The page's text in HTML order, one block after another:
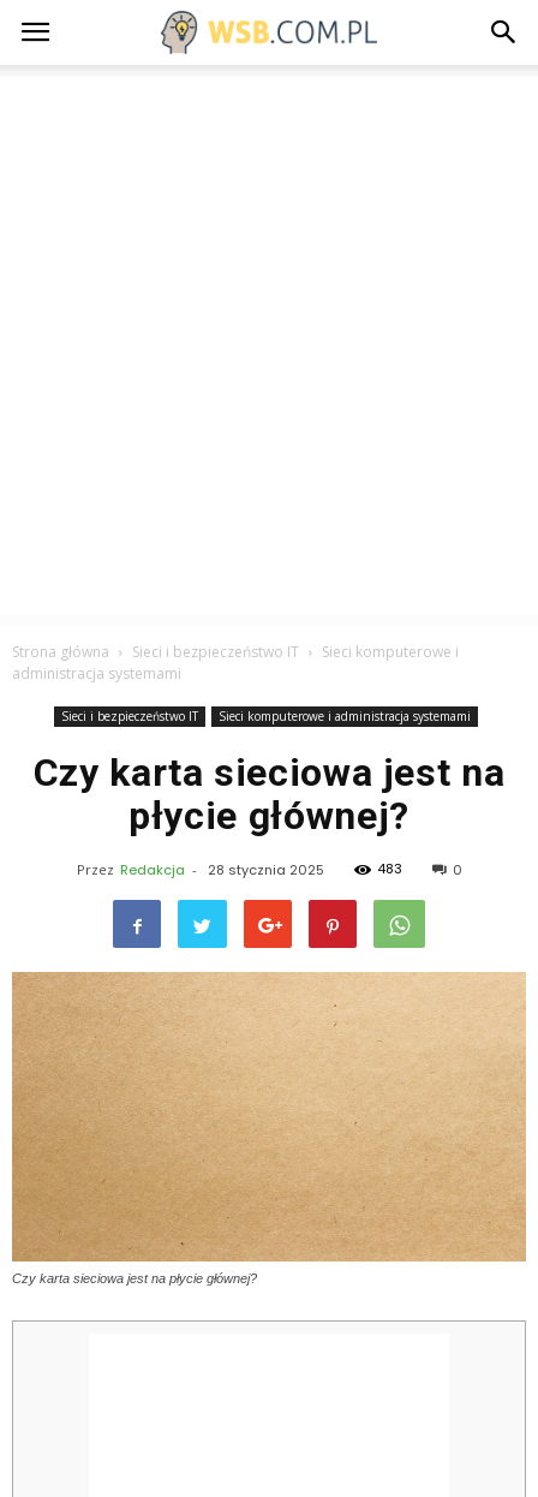
Strona główna Sieci i bezpieczeństwo IT
Sieci komputerowe i
administracja systemami
Sieci i bezpieczeństwo IT Sieci komputerowe i administracja systemami
Czy karta sieciowa jest na
płycie głównej?
Przez Redakcja - 28 stycznia 2025 483 0
Czy karta sieciowa jest na płycie głównej?